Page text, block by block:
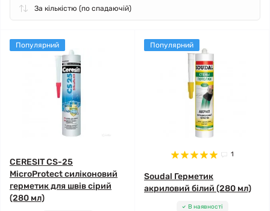
Популярний
CERESIT CS-25
MicroProtect силіконовий
герметик для швів сірий
(280 мл)
Популярний
1
Soudal Герметик
акриловий білий (280 мл)
В наявності